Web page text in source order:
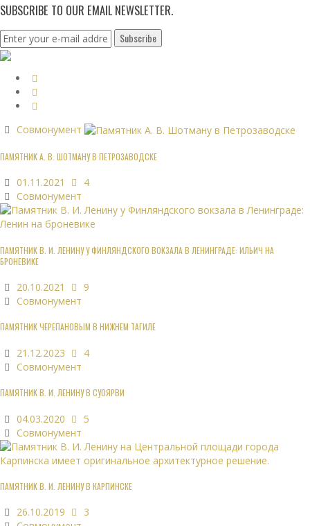
SUBSCRIBE TO OUR EMAIL NEWSLETTER.
Совмонумент
ПАМЯТНИК А. В. ШОТМАНУ В ПЕТРОЗАВОДСКЕ
01.11.2021
4
Совмонумент
ПАМЯТНИК В. И. ЛЕНИНУ У ФИНЛЯНДСКОГО ВОКЗАЛА В ЛЕНИНГРАДЕ: ИЛЬИЧ НА
БРОНЕВИКЕ
20.10.2021
9
Совмонумент
ПАМЯТНИК ЧЕРЕПАНОВЫМ В НИЖНЕМ ТАГИЛЕ
21.12.2023
4
Совмонумент
ПАМЯТНИК В. И. ЛЕНИНУ В СУОЯРВИ
04.03.2020
5
Совмонумент
ПАМЯТНИК В. И. ЛЕНИНУ В КАРПИНСКЕ
26.10.2019
3